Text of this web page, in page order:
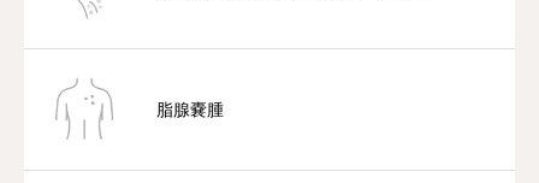
脂腺嚢腫